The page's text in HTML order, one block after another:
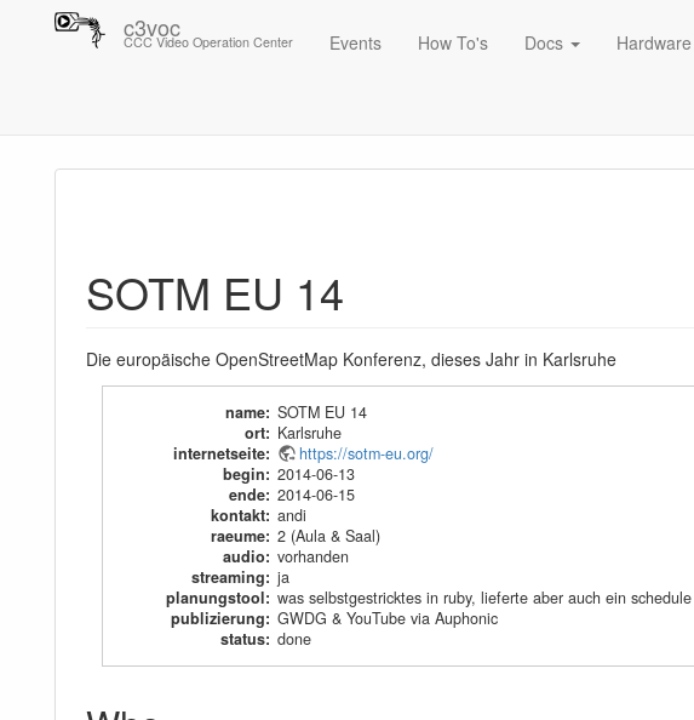
c3voc
CCC Video Operation Center Events How To's Docs Hardware
SOTM EU 14
Die europäische OpenStreetMap Konferenz, dieses Jahr in Karlsruhe
name: SOTM EU 14
ort: Karlsruhe
internetseite:
https://sotm-eu.org/
begin: 2014-06-13
ende: 2014-06-15
kontakt: andi
raeume: 2 (Aula & Saal)
audio: vorhanden
streaming: ja
planungstool: was selbstgestricktes in ruby, lieferte aber auch ein schedule
publizierung: GWDG & YouTube via Auphonic
status: done